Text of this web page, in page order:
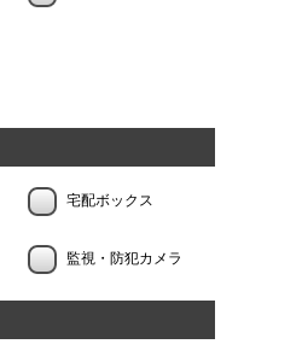
宅配ボックス
監視・防犯カメラ